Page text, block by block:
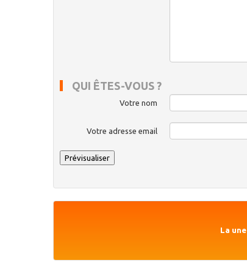
QUI ÊTES-VOUS ?
Votre nom
Votre adresse email
La une